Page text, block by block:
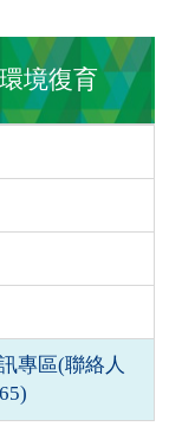
境復育
專區(聯絡人